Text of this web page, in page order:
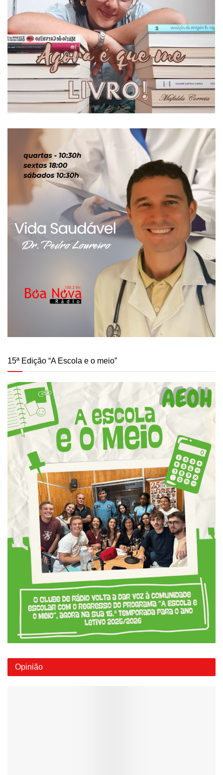
15ª Edição “A Escola e o meio”
Opinião